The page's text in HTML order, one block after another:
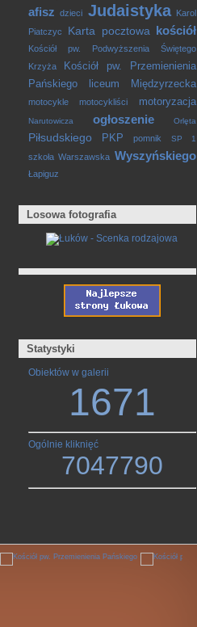
afisz dzieci Judaistyka
Karol
Piatczyc
Karta pocztowa kościół
Kościół pw. Podwyższenia Świętego
Krzyża
Kościół pw. Przemienienia
Pańskiego
liceum Międzyrzecka
motocykle motocykliści motoryzacja
Narutowicza ogłoszenie Orlęta
Piłsudskiego PKP pomnik SP 1
szkoła Warszawska Wyszyńskiego
Łapiguz
Losowa fotografia
Statystyki
Obiektów w galerii
1671
Ogólnie kliknięć
7047790